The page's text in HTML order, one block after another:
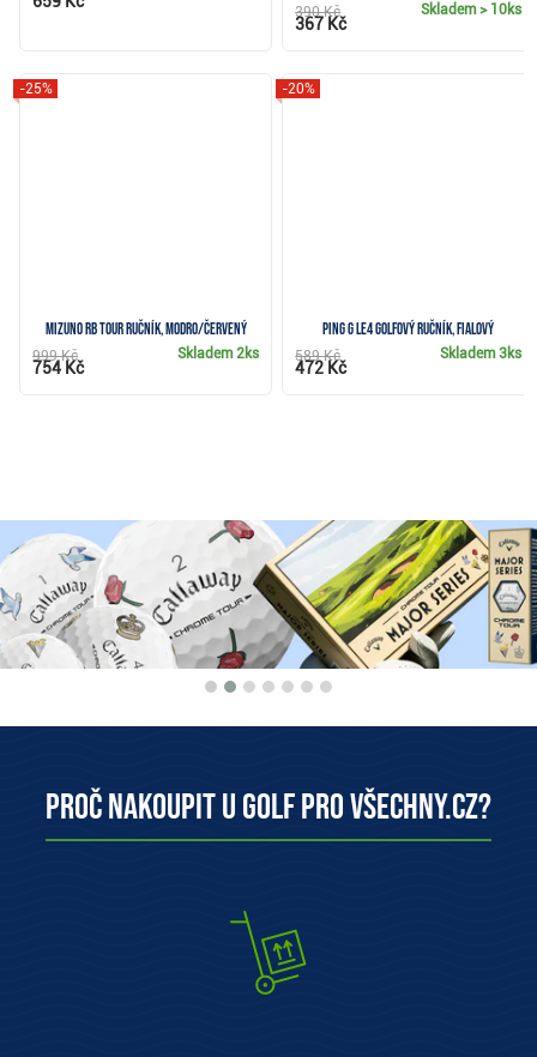
Skladem> 10ks
390 Kč
367 Kč
Mizuno RB Tour ručník, modro/červený
-25%
Skladem2ks
999 Kč
754 Kč
Ping G Le4 golfový ručník, fialový
-20%
Skladem3ks
589 Kč
472 Kč
Proč nakoupit u Golf pro všechny.cz?